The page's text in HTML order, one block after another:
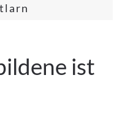
ist